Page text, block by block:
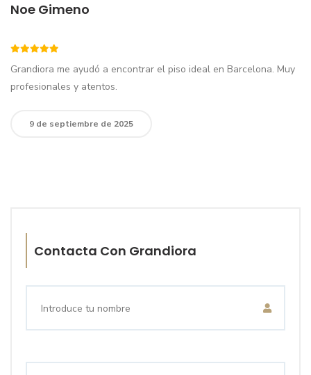
Noe Gimeno
Grandiora me ayudó a encontrar el piso ideal en Barcelona. Muy
profesionales y atentos.
9 de septiembre de 2025
Contacta Con Grandiora